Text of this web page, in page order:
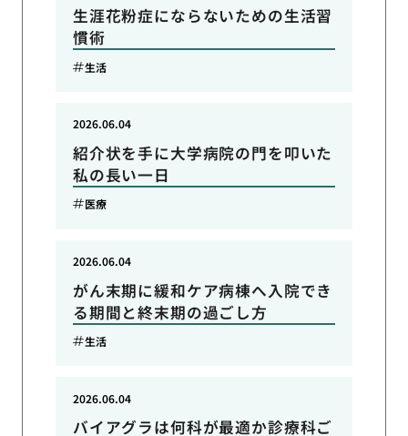
生涯花粉症にならないための生活習
慣術
生活
紹介状を手に大学病院の門を叩いた
私の長い一日
2026.06.04
医療
がん末期に緩和ケア病棟へ入院でき
る期間と終末期の過ごし方
2026.06.04
生活
バイアグラは何科が最適か診療科ご
2026.06.04